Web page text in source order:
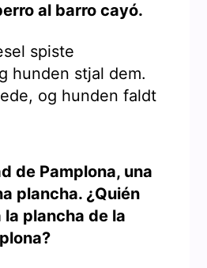
al barro cayó.
spiste
hunden stjal dem.
og hunden faldt
de Pamplona, una
plancha. ¿Quién
plancha de la